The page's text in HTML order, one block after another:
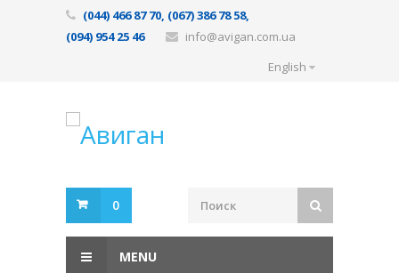
(044) 466 87 70, (067) 386 78 58,
(094) 954 25 46
info@avigan.com.ua
English
0
MENU